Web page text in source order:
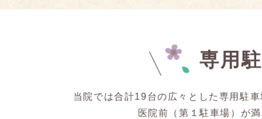
専用
当院では合計19台の広々とした専用駐
医院前（第１駐車場）が